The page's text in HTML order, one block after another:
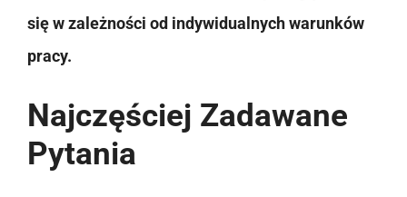
się w zależności od indywidualnych warunków
pracy.
Najczęściej Zadawane
Pytania